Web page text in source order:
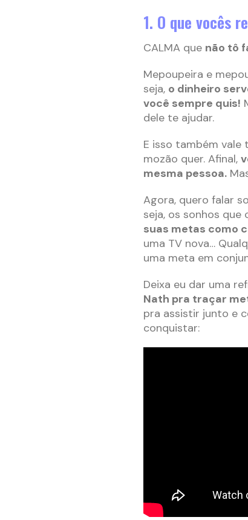
1. O que vocês
CALMA que não tô
Mepoupeira e
seja, o dinheiro
você sempre quis!
dele te ajudar.
E isso também vale
mozão quer. Afinal,
mesma pessoa.
Agora, quero falar
seja, os sonhos que
suas metas como
uma TV nova…
uma meta em
Deixa eu dar uma
Nath pra traçar
pra assistir junto e
conquistar: